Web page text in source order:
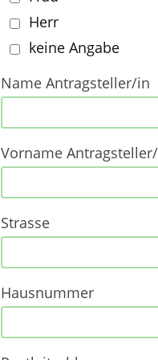
Herr
keine Angabe
Name Antragsteller/in
Vorname
Strasse
Hausnummer